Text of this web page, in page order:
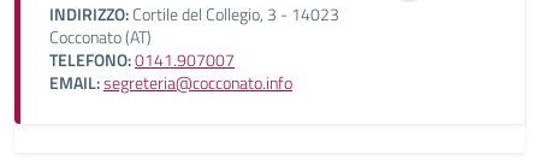
INDIRIZZO:Cortile del Collegio, 3 - 14023
Cocconato (AT)
TELEFONO:0141.907007
EMAIL:segreteria@cocconato.info